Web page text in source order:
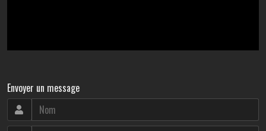
Envoyer un message